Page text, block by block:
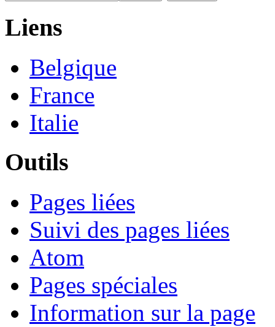
Liens
Belgique
France
Italie
Outils
Pages liées
Suivi des pages liées
Atom
Pages spéciales
Information sur la page